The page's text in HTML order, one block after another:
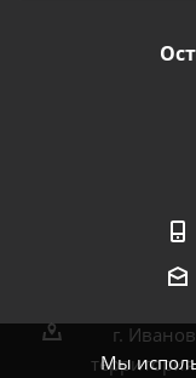
Мы
г.